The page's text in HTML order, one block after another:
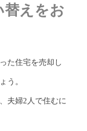
替えをお
た住宅を売却し
う。
夫婦2人で住むに